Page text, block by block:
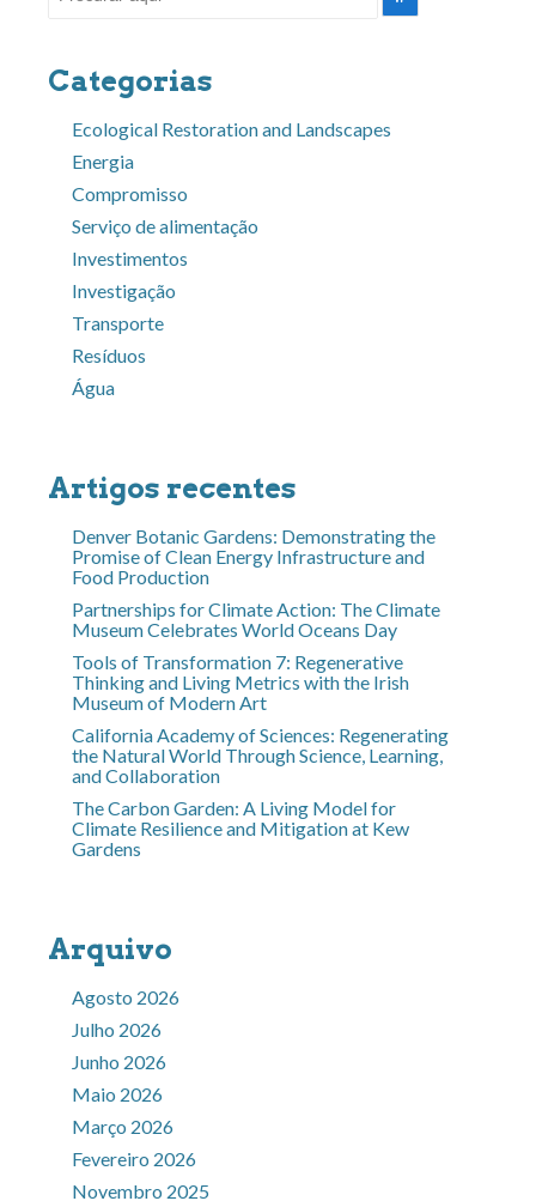
Categorias
Ecological Restoration and Landscapes
Energia
Compromisso
Serviço de alimentação
Investimentos
Investigação
Transporte
Resíduos
Água
Artigos recentes
Denver Botanic Gardens: Demonstrating the
Promise of Clean Energy Infrastructure and
Food Production
Partnerships for Climate Action: The Climate
Museum Celebrates World Oceans Day
Tools of Transformation 7: Regenerative
Thinking and Living Metrics with the Irish
Museum of Modern Art
California Academy of Sciences: Regenerating
the Natural World Through Science, Learning,
and Collaboration
The Carbon Garden: A Living Model for
Climate Resilience and Mitigation at Kew
Gardens
Arquivo
Agosto 2026
Julho 2026
Junho 2026
Maio 2026
Março 2026
Fevereiro 2026
Novembro 2025